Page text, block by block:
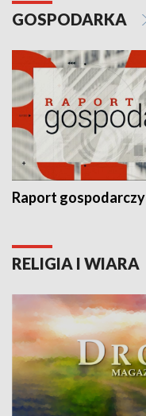
GOSPODARKA
Raport gospodarczy
RELIGIA I WIARA